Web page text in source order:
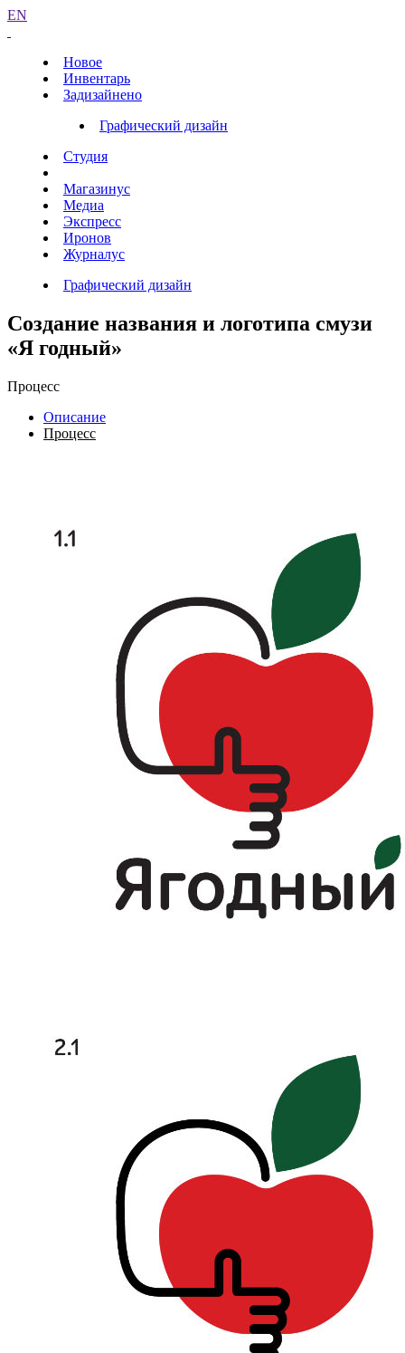
EN
Новое
Инвентарь
Задизайнено
Графический дизайн
Студия
Магазинус
Медиа
Экспресс
Иронов
Журналус
Графический дизайн
Создание названия и логотипа смузи
«Я годный»
Процесс
Описание
Процесс